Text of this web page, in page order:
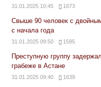
31.01.2025 10:45 1673
Свыше 90 человек с
с начала года
31.01.2025 09:50 1585
Преступную группу
грабеже в Астане
31.01.2025 09:40 1639